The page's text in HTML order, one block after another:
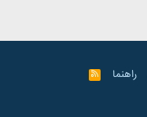
راهنما
R
S